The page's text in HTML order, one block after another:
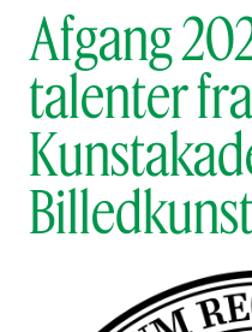
Afgang
talenter fra